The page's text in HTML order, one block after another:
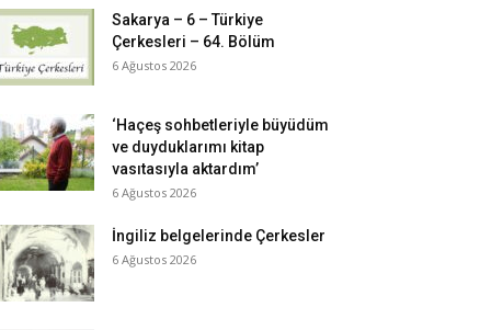
Sakarya – 6 – Türkiye
Çerkesleri – 64. Bölüm
6 Ağustos 2026
‘Haçeş sohbetleriyle büyüdüm
ve duyduklarımı kitap
vasıtasıyla aktardım’
6 Ağustos 2026
İngiliz belgelerinde Çerkesler
6 Ağustos 2026